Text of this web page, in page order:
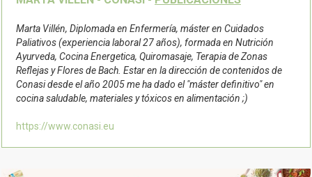
Marta Villén, Diplomada en Enfermería, máster en Cuidados
Paliativos (experiencia laboral 27 años), formada en Nutrición
Ayurveda, Cocina Energetica, Quiromasaje, Terapia de Zonas
Reflejas y Flores de Bach. Estar en la dirección de contenidos de
Conasi desde el año 2005 me ha dado el "máster definitivo" en
cocina saludable, materiales y tóxicos en alimentación ;)
https://www.conasi.eu